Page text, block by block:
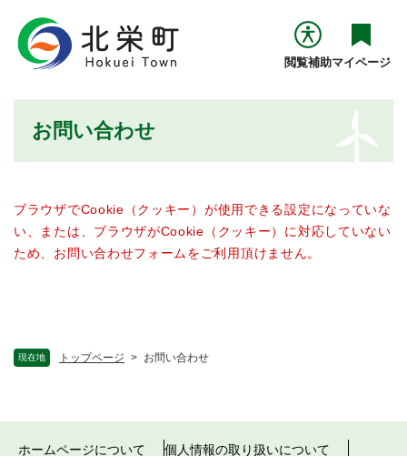
閲覧補助マイページ
現在地 トップページ > お問い合わせ
お問い合わせ
ブラウザでCookie（クッキー）が使用できる設定になっていな
い、または、ブラウザがCookie（クッキー）に対応していない
ため、お問い合わせフォームをご利用頂けません。
ホームページについて
個人情報の取り扱いについて